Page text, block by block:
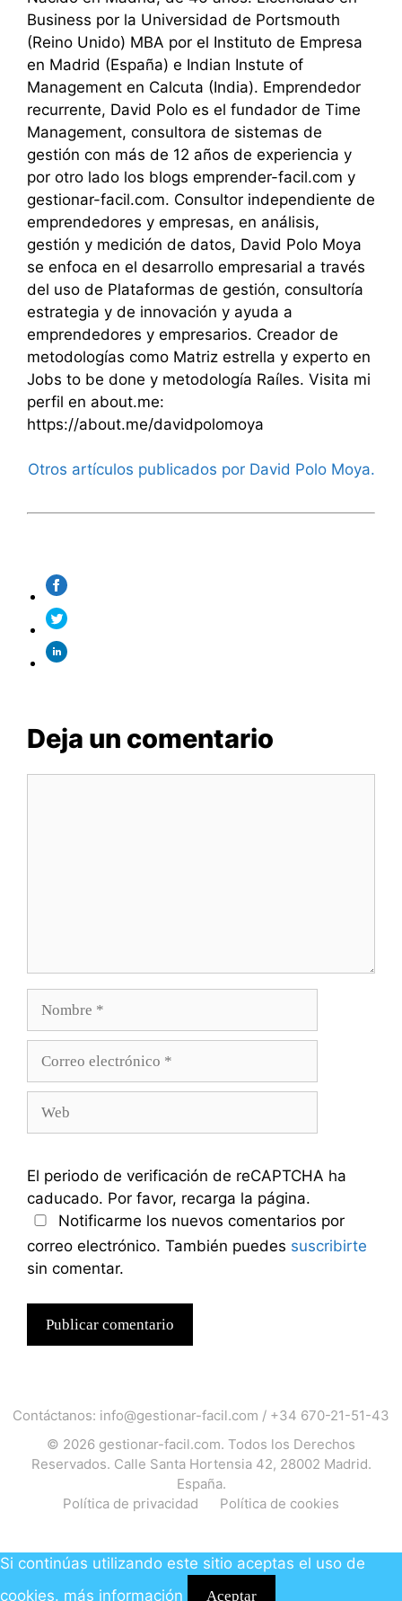
Business por la Universidad de Portsmouth
(Reino Unido) MBA por el Instituto de Empresa
en Madrid (España) e Indian Instute of
Management en Calcuta (India). Emprendedor
recurrente, David Polo es el fundador de Time
Management, consultora de sistemas de
gestión con más de 12 años de experiencia y
por otro lado los blogs emprender-facil.com y
gestionar-facil.com. Consultor independiente de
emprendedores y empresas, en análisis,
gestión y medición de datos, David Polo Moya
se enfoca en el desarrollo empresarial a través
del uso de Plataformas de gestión, consultoría
estrategia y de innovación y ayuda a
emprendedores y empresarios. Creador de
metodologías como Matriz estrella y experto en
Jobs to be done y metodología Raíles. Visita mi
perfil en about.me:
https://about.me/davidpolomoya
Otros artículos publicados por David Polo Moya.
Deja un comentario
El periodo de verificación de reCAPTCHA ha
caducado. Por favor, recarga la página.
Notificarme los nuevos comentarios por
correo electrónico. También puedes suscribirte
sin comentar.
Contáctanos: info@gestionar-facil.com / +34 670-21-51-43
© 2026 gestionar-facil.com. Todos los Derechos
Reservados. Calle Santa Hortensia 42, 28002 Madrid.
España.
Política de privacidad
Política de cookies
Si continúas utilizando este sitio aceptas el uso de
cookies. más información Aceptar